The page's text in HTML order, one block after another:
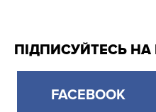
ПІДПИСУЙТЕСЬ НА
FACEBOOK